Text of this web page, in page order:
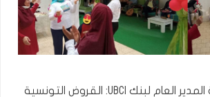
محمد قوبعة المدير العام لبنك UBCI: القروض التونسية